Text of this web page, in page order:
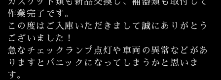
作業完了です。
この度はご入庫いただきまして誠にありがとう
ございました！
急なチェックランプ点灯や車両の異常などがあ
りますとパニックになってしまうかと思いま
す。